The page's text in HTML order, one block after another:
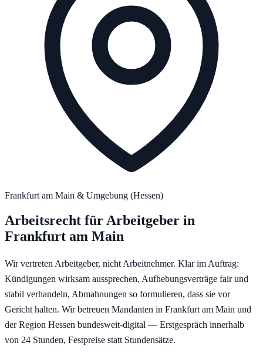
Frankfurt am Main & Umgebung (Hessen)
Arbeitsrecht für Arbeitgeber in
Frankfurt am Main
Wir vertreten Arbeitgeber, nicht Arbeitnehmer. Klar im Auftrag:
Kündigungen wirksam aussprechen, Aufhebungsverträge fair und
stabil verhandeln, Abmahnungen so formulieren, dass sie vor
Gericht halten. Wir betreuen Mandanten in Frankfurt am Main und
der Region Hessen bundesweit-digital — Erstgespräch innerhalb
von 24 Stunden, Festpreise statt Stundensätze.